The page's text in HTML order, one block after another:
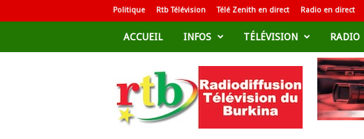
Politique Rtb Télévision Télé Zenith en direct Radio en direct
ACCUEIL INFOS TÉLÉVISION RADIO
d